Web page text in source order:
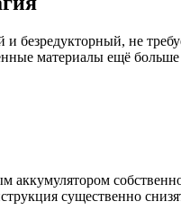
и безредукторный, не
материалы ещё
существенно